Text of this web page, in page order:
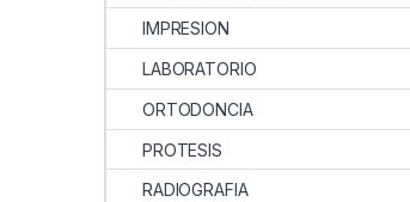
IMPRESION
LABORATORIO
ORTODONCIA
PROTESIS
RADIOGRAFIA